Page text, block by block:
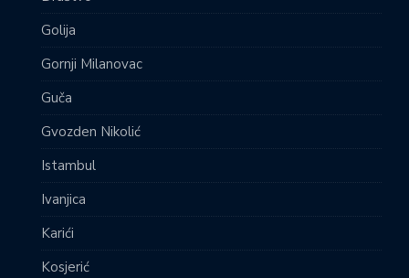
Golija
Gornji Milanovac
Guča
Gvozden Nikolić
Istambul
Ivanjica
Karići
Kosjerić